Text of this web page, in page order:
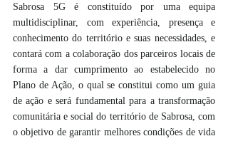
Sabrosa 5G é constituído por uma equipa
multidisciplinar, com experiência, presença e
conhecimento do território e suas necessidades, e
contará com a colaboração dos parceiros locais de
forma a dar cumprimento ao estabelecido no
Plano de Ação, o qual se constitui como um guia
de ação e será fundamental para a transformação
comunitária e social do território de Sabrosa, com
o objetivo de garantir melhores condições de vida